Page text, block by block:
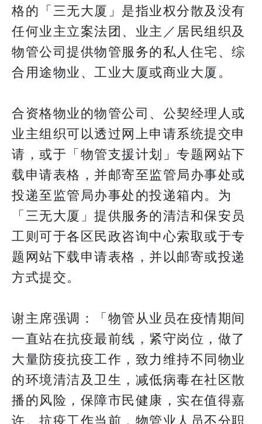
格的「三无大厦」是指业权分散及没有
任何业主立案法团、业主／居民组织及
物管公司提供物管服务的私人住宅、综
合用途物业、工业大厦或商业大厦。
合资格物业的物管公司、公契经理人或
业主组织可以透过网上申请系统提交申
请，或于「物管支援计划」专题网站下
载申请表格，并邮寄至监管局办事处或
投递至监管局办事处的投递箱内。为
「三无大厦」提供服务的清洁和保安员
工则可于各区民政咨询中心索取或于专
题网站下载申请表格，并以邮寄或投递
方式提交。
谢主席强调：「物管从业员在疫情期间
一直站在抗疫最前线，紧守岗位，做了
大量防疫抗疫工作，致力维持不同物业
的环境清洁及卫生，减低病毒在社区散
播的风险，保障市民健康，实在值得嘉